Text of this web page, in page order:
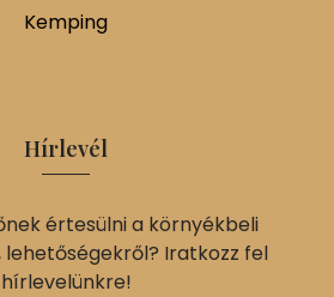
Kemping
Hírlevél
értesülni a környékbeli
Iratkozz fel
hírlevelünkre!